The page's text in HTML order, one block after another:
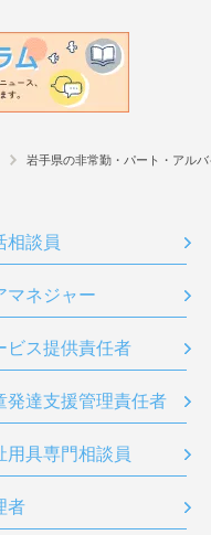
岩手県の非常勤・パート・アル
相談員
マネジャー
ビス提供責任者
発達支援管理責任者
用具専門相談員
者